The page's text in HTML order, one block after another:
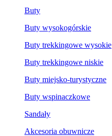
Buty
Buty wysokogórskie
Buty trekkingowe wysokie
Buty trekkingowe niskie
Buty miejsko-turystyczne
Buty wspinaczkowe
Sandały
Akcesoria obuwnicze